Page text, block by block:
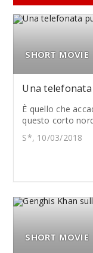
SHORT MOVIE
Una
È quello che
questo corto
S*, 10/03/2018
SHORT MOVIE